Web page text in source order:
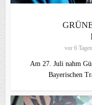
vor 6 Tagen
Am 27. Juli nahm
Bayerischen